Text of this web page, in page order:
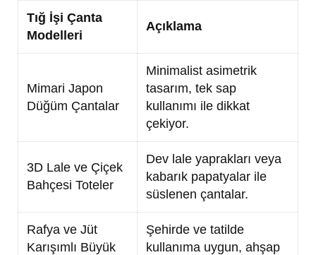
Tığ İşi Çanta
Modelleri
Açıklama
Mimari Japon
Düğüm Çantalar
Minimalist asimetrik
tasarım, tek sap
kullanımı ile dikkat
çekiyor.
3D Lale ve Çiçek
Bahçesi Toteler
Dev lale yaprakları veya
kabarık papatyalar ile
süslenen çantalar.
Rafya ve Jüt
Karışımlı Büyük
Şehirde ve tatilde
kullanıma uygun, ahşap